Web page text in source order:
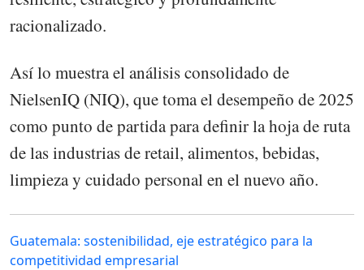
racionalizado.
Así lo muestra el análisis consolidado de
NielsenIQ (NIQ), que toma el desempeño de 2025
como punto de partida para definir la hoja de ruta
de las industrias de retail, alimentos, bebidas,
limpieza y cuidado personal en el nuevo año.
Guatemala: sostenibilidad, eje estratégico para la
competitividad empresarial